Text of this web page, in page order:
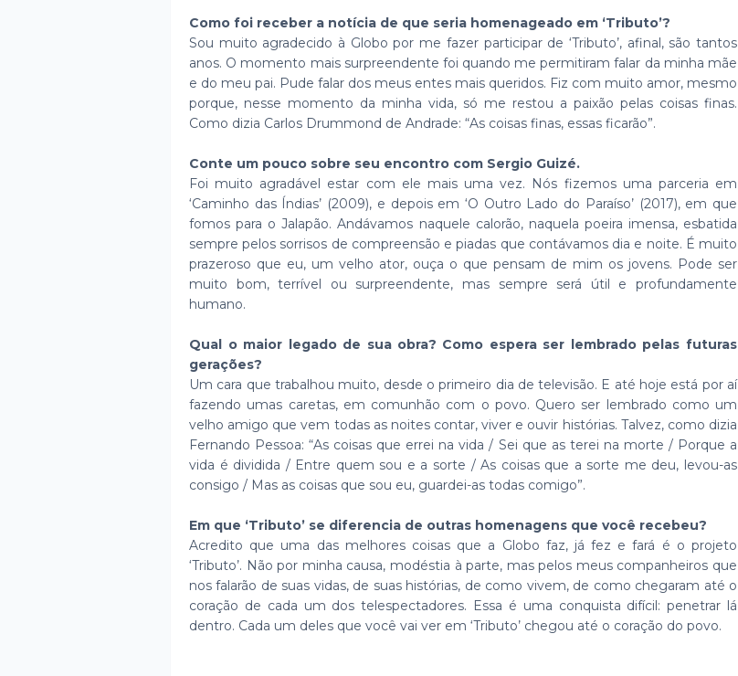
Como foi receber a notícia de que seria homenageado em ‘Tributo’?
Sou muito agradecido à Globo por me fazer participar de ‘Tributo’, afinal, são tantos
anos. O momento mais surpreendente foi quando me permitiram falar da minha mãe
e do meu pai. Pude falar dos meus entes mais queridos. Fiz com muito amor, mesmo
porque, nesse momento da minha vida, só me restou a paixão pelas coisas finas.
Como dizia Carlos Drummond de Andrade: “As coisas finas, essas ficarão”.
Conte um pouco sobre seu encontro com Sergio Guizé.
Foi muito agradável estar com ele mais uma vez. Nós fizemos uma parceria em
‘Caminho das Índias’ (2009), e depois em ‘O Outro Lado do Paraíso’ (2017), em que
fomos para o Jalapão. Andávamos naquele calorão, naquela poeira imensa, esbatida
sempre pelos sorrisos de compreensão e piadas que contávamos dia e noite. É muito
prazeroso que eu, um velho ator, ouça o que pensam de mim os jovens. Pode ser
muito bom, terrível ou surpreendente, mas sempre será útil e profundamente
humano.
Qual o maior legado de sua obra? Como espera ser lembrado pelas futuras
gerações?
Um cara que trabalhou muito, desde o primeiro dia de televisão. E até hoje está por aí
fazendo umas caretas, em comunhão com o povo. Quero ser lembrado como um
velho amigo que vem todas as noites contar, viver e ouvir histórias. Talvez, como dizia
Fernando Pessoa: “As coisas que errei na vida / Sei que as terei na morte / Porque a
vida é dividida / Entre quem sou e a sorte / As coisas que a sorte me deu, levou-as
consigo / Mas as coisas que sou eu, guardei-as todas comigo”.
Em que ‘Tributo’ se diferencia de outras homenagens que você recebeu?
Acredito que uma das melhores coisas que a Globo faz, já fez e fará é o projeto
‘Tributo’. Não por minha causa, modéstia à parte, mas pelos meus companheiros que
nos falarão de suas vidas, de suas histórias, de como vivem, de como chegaram até o
coração de cada um dos telespectadores. Essa é uma conquista difícil: penetrar lá
dentro. Cada um deles que você vai ver em ‘Tributo’ chegou até o coração do povo.